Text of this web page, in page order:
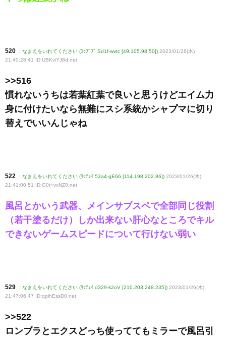
520 : なまえをいれてください (ｽｯﾌﾟﾌﾟ Sd1f-wvtc [49.105.98.50]) 2023/01/26(木)
21:40:28.41 ID:UBKviYJ8d .net
>>516
慣れないうちは若葉紅葉で良いと思うけどエイム力
身に付けたいなら無難にスシ系統かシャプマに切り
替えでいいんじゃね
522 : なまえをいれてください (ﾜｯﾁｮｲ 53a4-gE66 [114.198.202.86]) 2023/01/26(木)
21:41:00.51 ID:G0t+vxNZ0 .net
風呂とかいう武器、メインサブスペで全部同じ役割
（若干塗るだけ）しか出来ない肝心なところでキル
できないゲームスピードについて行けない弱い
529 : なまえをいれてください (ﾜｯﾁｮｲ d329-k2oV [210.203.248.235]) 2023/01/26(木)
21:47:06.47 ID:qpihEssD0 .net
>>522
ロンブラとエクスどっち使っててもミラーで風呂引